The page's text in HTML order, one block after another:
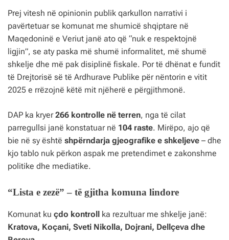
Prej vitesh në opinionin publik qarkullon narrativi i
pavërtetuar se komunat me shumicë shqiptare në
Maqedoninë e Veriut janë ato që “nuk e respektojnë
ligjin”, se aty paska më shumë informalitet, më shumë
shkelje dhe më pak disiplinë fiskale. Por të dhënat e fundit
të Drejtorisë së të Ardhurave Publike për nëntorin e vitit
2025 e rrëzojnë këtë mit njëherë e përgjithmonë.
DAP ka kryer266 kontrolle në terren, nga të cilat
parregullsi janë konstatuar në 104 raste. Mirëpo, ajo që
bie në sy është shpërndarja gjeografike e shkeljeve – dhe
kjo tablo nuk përkon aspak me pretendimet e zakonshme
politike dhe mediatike.
“Lista e zezë” – të gjitha komuna lindore
Komunat ku çdo kontroll ka rezultuar me shkelje janë:
Kratova, Koçani, Sveti Nikolla, Dojrani, Dellçeva dhe